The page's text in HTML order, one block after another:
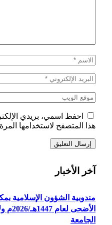
احفظ اسمي، بريدي
هذا المتصفح لاستخدامها
آخر الأخبار
مندوبية الشؤون الإسلامية
الجامعة